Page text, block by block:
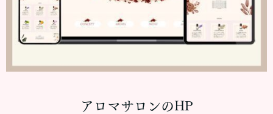
アロマサロンのHP